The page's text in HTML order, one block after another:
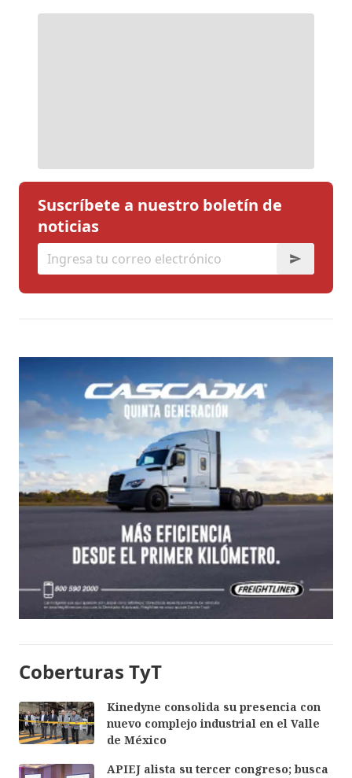
Suscríbete a nuestro boletín de
noticias
Coberturas TyT
Kinedyne consolida su presencia con
nuevo complejo industrial en el Valle
de México
APIEJ alista su tercer congreso; busca